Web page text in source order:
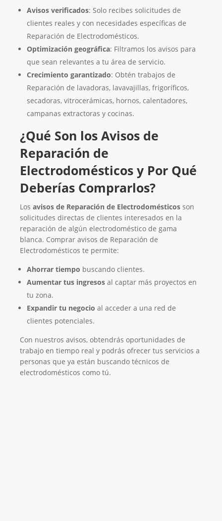
Avisos verificados: Solo recibes solicitudes de
clientes reales y con necesidades específicas de
Reparación de Electrodomésticos.
Optimización geográfica: Filtramos los avisos para
que sean relevantes a tu área de servicio.
Crecimiento garantizado: Obtén trabajos de
Reparación de lavadoras, lavavajillas, frigoríficos,
secadoras, vitrocerámicas, hornos, calentadores,
campanas extractoras y cocinas.
¿Qué Son los Avisos de
Reparación de
Electrodomésticos y Por Qué
Deberías Comprarlos?
Los avisos de Reparación de Electrodomésticos son
solicitudes directas de clientes interesados en la
reparación de algún electrodoméstico de gama
blanca. Comprar avisos de Reparación de
Electrodomésticos te permite:
Ahorrar tiempo buscando clientes.
Aumentar tus ingresos al captar más proyectos en
tu zona.
Expandir tu negocio al acceder a una red de
clientes potenciales.
Con nuestros avisos, obtendrás oportunidades de
trabajo en tiempo real y podrás ofrecer tus servicios a
personas que ya están buscando técnicos de
electrodomésticos como tú.